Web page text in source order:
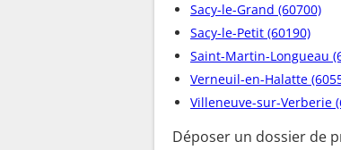
Sacy-le-Grand (60700)
Sacy-le-Petit (60190)
Saint-Martin-Longueau
Verneuil-en-Halatte
Villeneuve-sur-Verberie
Déposer un dossier de